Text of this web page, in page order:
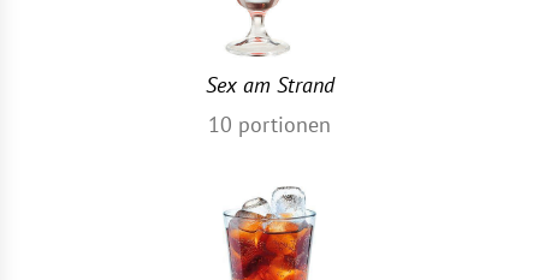
Sex am Strand
10 portionen